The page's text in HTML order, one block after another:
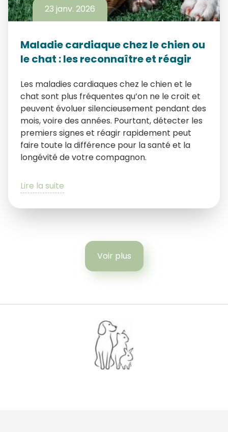
23 janv. 2026
Maladie cardiaque chez le chien ou
le chat : les reconnaître et réagir
Les maladies cardiaques chez le chien et le
chat sont plus fréquentes qu’on ne le croit et
peuvent évoluer silencieusement pendant des
mois, voire des années. Pourtant, détecter les
premiers signes et réagir rapidement peut
faire toute la différence pour la santé et la
longévité de votre compagnon.
Lire la suite
Voir plus